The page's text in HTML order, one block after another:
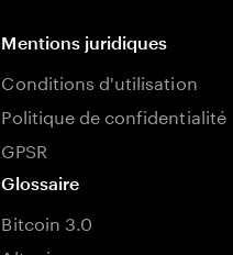
Mentions juridiques
Conditions d'utilisation
Politique de confidentialité
GPSR
Glossaire
Bitcoin 3.0